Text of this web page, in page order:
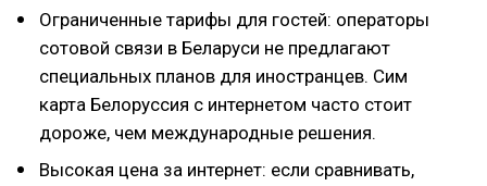
Ограниченные тарифы для гостей: операторы
сотовой связи в Беларуси не предлагают
специальных планов для иностранцев. Сим
карта Белоруссия с интернетом часто стоит
дороже, чем международные решения.
Высокая цена за интернет: если сравнивать,